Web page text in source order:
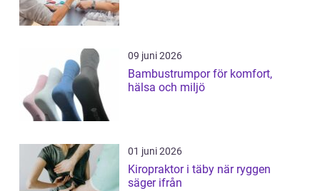
09 juni 2026
Bambustrumpor för komfort,
hälsa och miljö
01 juni 2026
Kiropraktor i täby när ryggen
säger ifrån